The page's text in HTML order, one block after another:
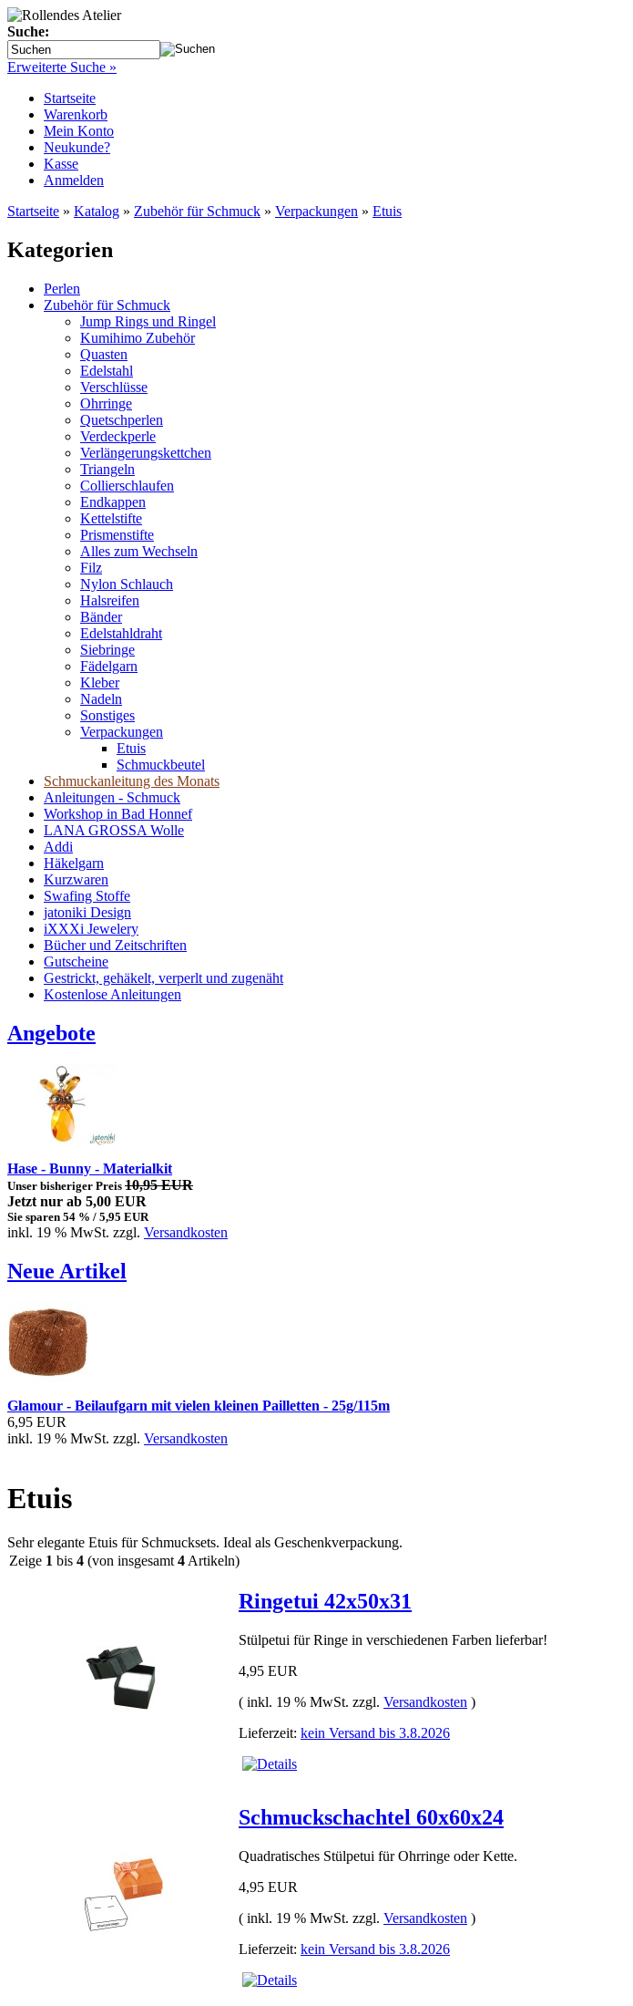
Suche:
Erweiterte Suche »
Startseite
Warenkorb
Mein Konto
Neukunde?
Kasse
Anmelden
Startseite » Katalog » Zubehör für Schmuck » Verpackungen » Etuis
Kategorien
Perlen
Zubehör für Schmuck
Jump Rings und Ringel
Kumihimo Zubehör
Quasten
Edelstahl
Verschlüsse
Ohrringe
Quetschperlen
Verdeckperle
Verlängerungskettchen
Triangeln
Collierschlaufen
Endkappen
Kettelstifte
Prismenstifte
Alles zum Wechseln
Filz
Nylon Schlauch
Halsreifen
Bänder
Edelstahldraht
Siebringe
Fädelgarn
Kleber
Nadeln
Sonstiges
Verpackungen
Etuis
Schmuckbeutel
Schmuckanleitung des Monats
Anleitungen - Schmuck
Workshop in Bad Honnef
LANA GROSSA Wolle
Addi
Häkelgarn
Kurzwaren
Swafing Stoffe
jatoniki Design
iXXXi Jewelery
Bücher und Zeitschriften
Gutscheine
Gestrickt, gehäkelt, verperlt und zugenäht
Kostenlose Anleitungen
Angebote
Hase - Bunny - Materialkit
Unser bisheriger Preis 10,95 EUR
Jetzt nur ab 5,00 EUR
Sie sparen 54 % / 5,95 EUR
inkl. 19 % MwSt. zzgl. Versandkosten
Neue Artikel
Glamour - Beilaufgarn mit vielen kleinen Pailletten - 25g/115m
6,95 EUR
inkl. 19 % MwSt. zzgl. Versandkosten
Etuis
Sehr elegante Etuis für Schmucksets. Ideal als Geschenkverpackung.
Zeige 1 bis 4 (von insgesamt 4 Artikeln)
Ringetui 42x50x31
Stülpetui für Ringe in verschiedenen Farben lieferbar!
4,95 EUR
( inkl. 19 % MwSt. zzgl. Versandkosten )
Lieferzeit: kein Versand bis 3.8.2026
Schmuckschachtel 60x60x24
Quadratisches Stülpetui für Ohrringe oder Kette.
4,95 EUR
( inkl. 19 % MwSt. zzgl. Versandkosten )
Lieferzeit: kein Versand bis 3.8.2026